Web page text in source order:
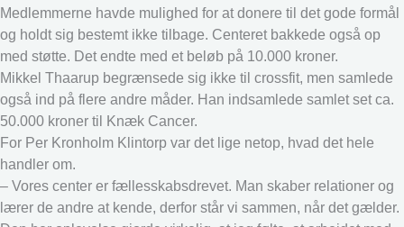
Medlemmerne havde mulighed for at donere til det gode formål
og holdt sig bestemt ikke tilbage. Centeret bakkede også op
med støtte. Det endte med et beløb på 10.000 kroner.
Mikkel Thaarup begrænsede sig ikke til crossfit, men samlede
også ind på flere andre måder. Han indsamlede samlet set ca.
50.000 kroner til Knæk Cancer.
For Per Kronholm Klintorp var det lige netop, hvad det hele
handler om.
– Vores center er fællesskabsdrevet. Man skaber relationer og
lærer de andre at kende, derfor står vi sammen, når det gælder.